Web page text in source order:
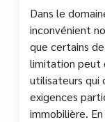
Dans le
inconvénient
que certains
limitation peut
utilisateurs qui
exigences
immobilière.